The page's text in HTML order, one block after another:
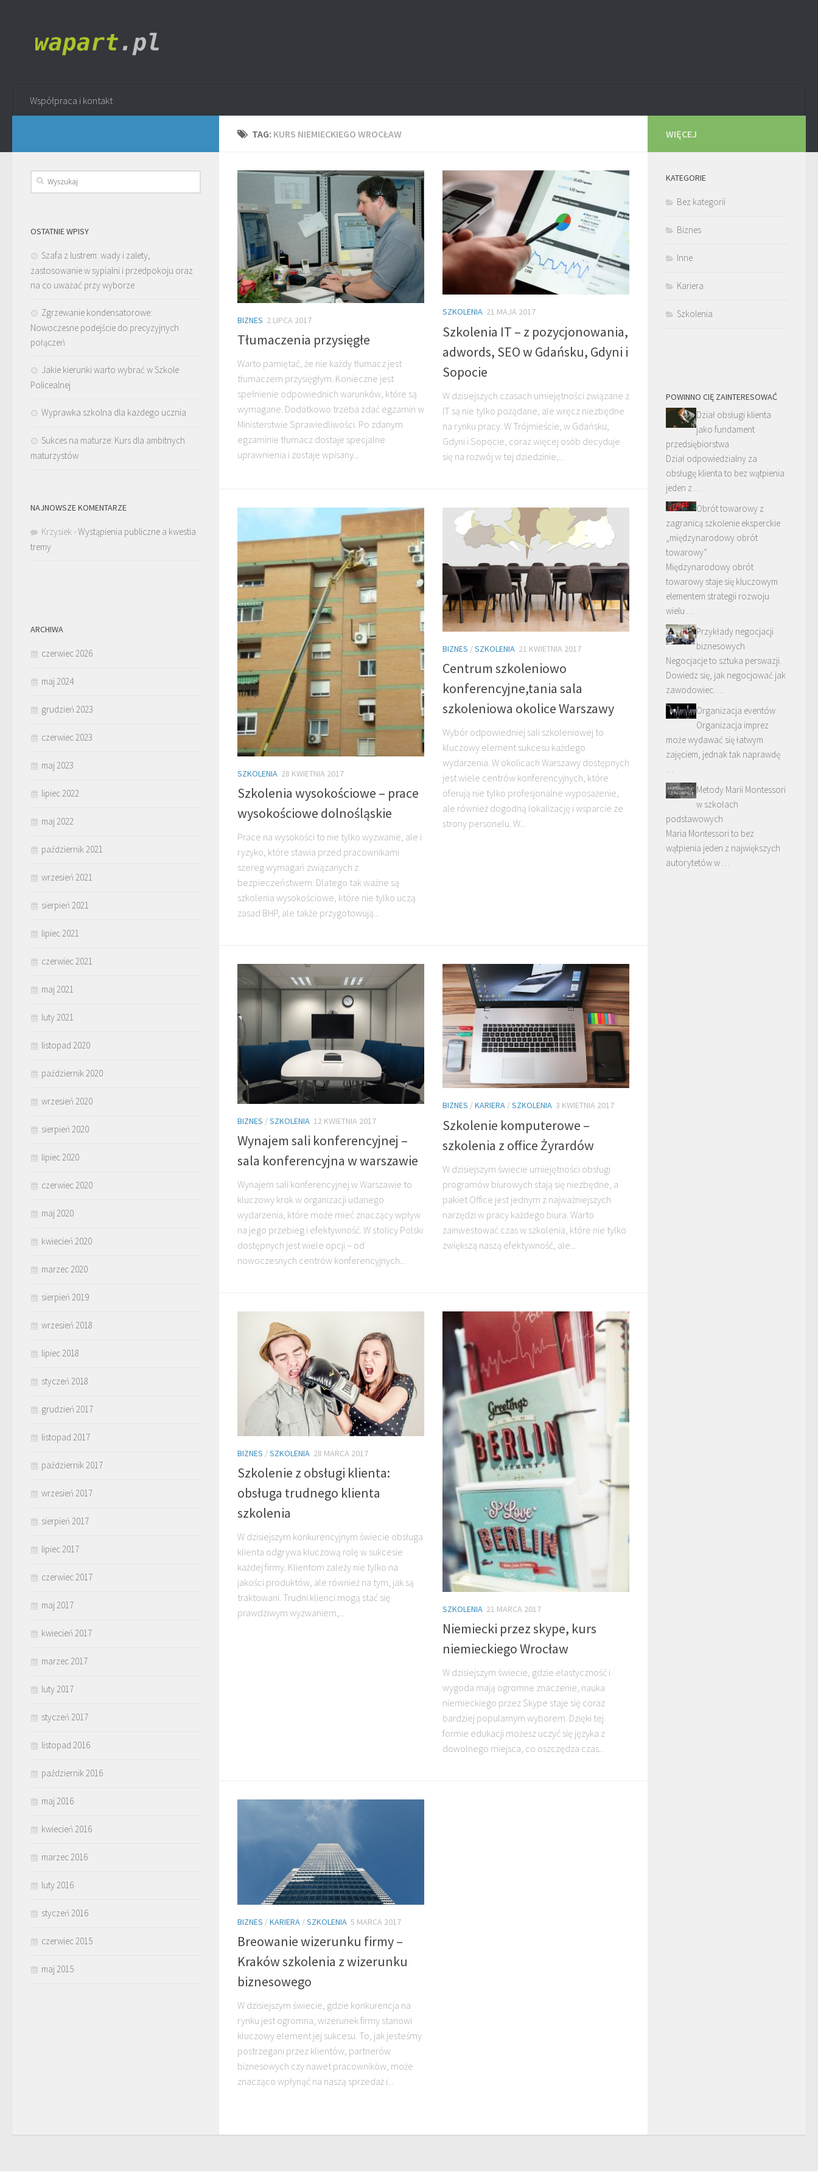
Współpraca i kontakt
TAG: KURS NIEMIECKIEGO WROCŁAW
BIZNES 2 LIPCA 2017
Tłumaczenia przysięgłe
Warto pamiętać, że nie każdy tłumacz jest
tłumaczem przysięgłym. Konieczne jest
spełnienie odpowiednich warunków, które są
wymagane. Dodatkowo trzeba zdać egzamin w
Ministerstwie Sprawiedliwości. Po zdanym
egzaminie tłumacz dostaje specjalne
uprawnienia i zostaje wpisany...
SZKOLENIA 21 MAJA 2017
Szkolenia IT – z pozycjonowania,
adwords, SEO w Gdańsku, Gdyni i
Sopocie
W dzisiejszych czasach umiejętności związane z
IT są nie tylko pożądane, ale wręcz niezbędne
na rynku pracy. W Trójmieście, w Gdańsku,
Gdyni i Sopocie, coraz więcej osób decyduje
się na rozwój w tej dziedzinie,...
SZKOLENIA 28 KWIETNIA 2017
Szkolenia wysokościowe – prace
wysokościowe dolnośląskie
Prace na wysokości to nie tylko wyzwanie, ale i
ryzyko, które stawia przed pracownikami
szereg wymagań związanych z
bezpieczeństwem. Dlatego tak ważne są
szkolenia wysokościowe, które nie tylko uczą
zasad BHP, ale także przygotowują...
BIZNES /SZKOLENIA 21 KWIETNIA 2017
Centrum szkoleniowo
konferencyjne,tania sala
szkoleniowa okolice Warszawy
Wybór odpowiedniej sali szkoleniowej to
kluczowy element sukcesu każdego
wydarzenia. W okolicach Warszawy dostępnych
jest wiele centrów konferencyjnych, które
oferują nie tylko profesjonalne wyposażenie,
ale również dogodną lokalizację i wsparcie ze
strony personelu. W...
BIZNES /SZKOLENIA 12 KWIETNIA 2017
Wynajem sali konferencyjnej –
sala konferencyjna w warszawie
Wynajem sali konferencyjnej w Warszawie to
kluczowy krok w organizacji udanego
wydarzenia, które może mieć znaczący wpływ
na jego przebieg i efektywność. W stolicy Polski
dostępnych jest wiele opcji – od
nowoczesnych centrów konferencyjnych...
BIZNES /KARIERA /SZKOLENIA 3 KWIETNIA 2017
Szkolenie komputerowe –
szkolenia z office Żyrardów
W dzisiejszym świecie umiejętności obsługi
programów biurowych stają się niezbędne, a
pakiet Office jest jednym z najważniejszych
narzędzi w pracy każdego biura. Warto
zainwestować czas w szkolenia, które nie tylko
zwiększą naszą efektywność, ale...
BIZNES /SZKOLENIA 28 MARCA 2017
Szkolenie z obsługi klienta:
obsługa trudnego klienta
szkolenia
W dzisiejszym konkurencyjnym świecie obsługa
klienta odgrywa kluczową rolę w sukcesie
każdej firmy. Klientom zależy nie tylko na
jakości produktów, ale również na tym, jak są
traktowani. Trudni klienci mogą stać się
prawdziwym wyzwaniem,...
SZKOLENIA 21 MARCA 2017
Niemiecki przez skype, kurs
niemieckiego Wrocław
W dzisiejszym świecie, gdzie elastyczność i
wygoda mają ogromne znaczenie, nauka
niemieckiego przez Skype staje się coraz
bardziej popularnym wyborem. Dzięki tej
formie edukacji możesz uczyć się języka z
dowolnego miejsca, co oszczędza czas...
BIZNES /KARIERA /SZKOLENIA 5 MARCA 2017
Breowanie wizerunku firmy –
Kraków szkolenia z wizerunku
biznesowego
W dzisiejszym świecie, gdzie konkurencja na
rynku jest ogromna, wizerunek firmy stanowi
kluczowy element jej sukcesu. To, jak jesteśmy
postrzegani przez klientów, partnerów
biznesowych czy nawet pracowników, może
znacząco wpłynąć na naszą sprzedaż i...
OSTATNIE WPISY
Szafa z lustrem: wady i zalety,
zastosowanie w sypialni i przedpokoju oraz
na co uważać przy wyborze
Zgrzewanie kondensatorowe:
Nowoczesne podejście do precyzyjnych
połączeń
Jakie kierunki warto wybrać w Szkole
Policealnej
Wyprawka szkolna dla każdego ucznia
Sukces na maturze: Kurs dla ambitnych
maturzystów
NAJNOWSZE KOMENTARZE
Krzysiek-Wystąpienia publiczne a kwestia
tremy
ARCHIWA
czerwiec 2026
maj 2024
grudzień 2023
czerwiec 2023
maj 2023
lipiec 2022
maj 2022
październik 2021
wrzesień 2021
sierpień 2021
lipiec 2021
czerwiec 2021
maj 2021
luty 2021
listopad 2020
październik 2020
wrzesień 2020
sierpień 2020
lipiec 2020
czerwiec 2020
maj 2020
kwiecień 2020
marzec 2020
sierpień 2019
wrzesień 2018
lipiec 2018
styczeń 2018
grudzień 2017
listopad 2017
październik 2017
wrzesień 2017
sierpień 2017
lipiec 2017
czerwiec 2017
maj 2017
kwiecień 2017
marzec 2017
luty 2017
styczeń 2017
listopad 2016
październik 2016
maj 2016
kwiecień 2016
marzec 2016
luty 2016
styczeń 2016
czerwiec 2015
maj 2015
WIĘCEJ
KATEGORIE
Bez kategorii
Biznes
Inne
Kariera
Szkolenia
POWINNO CIĘ ZAINTERESOWAĆ
Dział obsługi klienta
jako fundament
przedsiębiorstwa
Dział odpowiedzialny za
obsługę klienta to bez wątpienia
jeden z …
Obrót towarowy z
zagranicą szkolenie eksperckie
„międzynarodowy obrót
towarowy”
Międzynarodowy obrót
towarowy staje się kluczowym
elementem strategii rozwoju
wielu …
Przykłady negocjacji
biznesowych
Negocjacje to sztuka perswazji.
Dowiedz się, jak negocjować jak
zawodowiec. …
Organizacja eventów
Organizacja imprez
może wydawać się łatwym
zajęciem, jednak tak naprawdę
…
Metody Marii Montessori
w szkołach
podstawowych
Maria Montessori to bez
wątpienia jeden z największych
autorytetów w …